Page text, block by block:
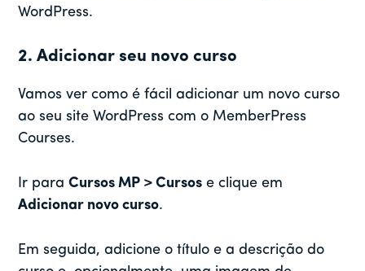
WordPress.
2. Adicionar seu novo curso
Vamos ver como é fácil adicionar um novo curso
ao seu site WordPress com o MemberPress
Courses.
Ir paraCursos MP > Cursos e clique em
Adicionar novo curso.
Em seguida, adicione o título e a descrição do